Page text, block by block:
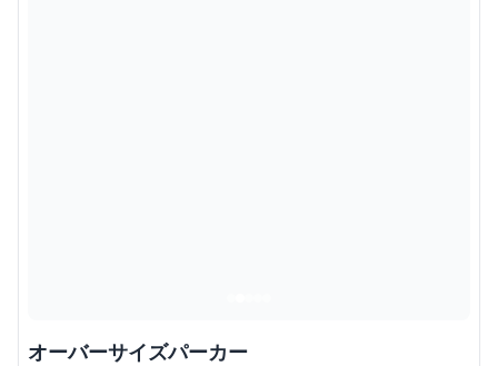
オーバーサイズパーカー